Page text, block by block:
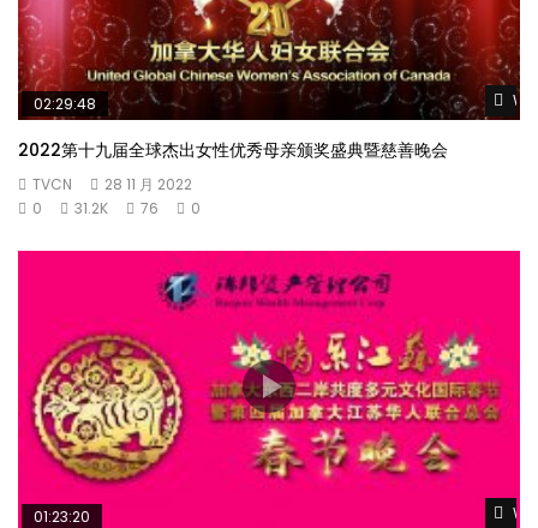
02:29:48
2022第十九届全球杰出女性优秀母亲颁奖盛典暨慈善晚会
TVCN
28 11 月 2022
0
31.2K 76 0
01:23:20